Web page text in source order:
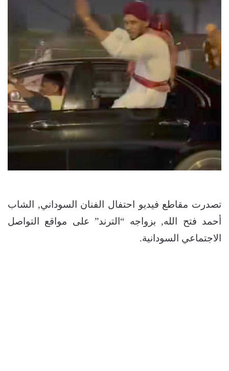
تصدرت مقاطع فيديو احتفال الفنان السوداني, الشاب
أحمد فتح الله, بزواجه “الترند” على مواقع التواصل
الاجتماعي السودانية.